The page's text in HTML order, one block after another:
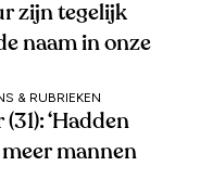
zijn tegelijk
naam in onze
& RUBRIEKEN
(31): ‘Hadden
mannen